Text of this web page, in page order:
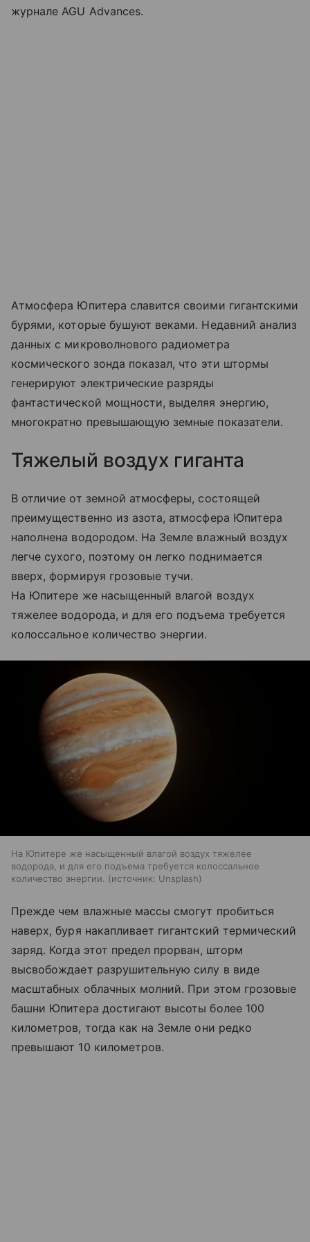
журнале AGU Advances.
Атмосфера Юпитера славится своими гигантскими
бурями, которые бушуют веками. Недавний анализ
данных с микроволнового радиометра
космического зонда показал, что эти штормы
генерируют электрические разряды
фантастической мощности, выделяя энергию,
многократно превышающую земные показатели.
Тяжелый воздух гиганта
В отличие от земной атмосферы, состоящей
преимущественно из азота, атмосфера Юпитера
наполнена водородом. На Земле влажный воздух
легче сухого, поэтому он легко поднимается
вверх, формируя грозовые тучи.
На Юпитере же насыщенный влагой воздух
тяжелее водорода, и для его подъема требуется
колоссальное количество энергии.
На Юпитере же насыщенный влагой воздух тяжелее
водорода, и для его подъема требуется колоссальное
количество энергии.
источник: Unsplash
Прежде чем влажные массы смогут пробиться
наверх, буря накапливает гигантский термический
заряд. Когда этот предел прорван, шторм
высвобождает разрушительную силу в виде
масштабных облачных молний. При этом грозовые
башни Юпитера достигают высоты более 100
километров, тогда как на Земле они редко
превышают 10 километров.